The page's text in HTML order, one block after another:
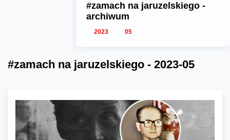
#zamach na jaruzelskiego -
archiwum
2023 05
#zamach na jaruzelskiego - 2023-05